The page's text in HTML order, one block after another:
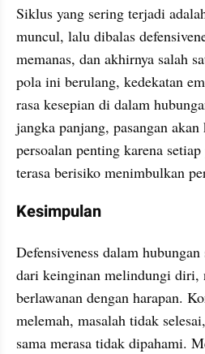
Siklus yang sering terjadi
muncul, lalu dibalas
memanas, dan akhirnya salah
pola ini berulang, kedekatan
rasa kesepian di dalam
jangka panjang, pasangan
persoalan penting karena
terasa berisiko menimbulkan
Kesimpulan
Defensiveness dalam
dari keinginan melindungi diri,
berlawanan dengan harapan.
melemah, masalah tidak
sama merasa tidak dipahami.